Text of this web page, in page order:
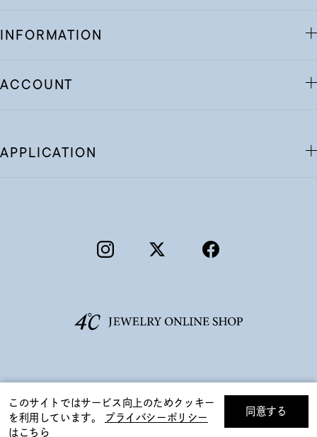
絞り込んで検索する
INFORMATION
ACCOUNT
APPLICATION
このサイトではサービス向上のためクッキー
を利用しています。
プライバシーポリシー
はこちら
同意する